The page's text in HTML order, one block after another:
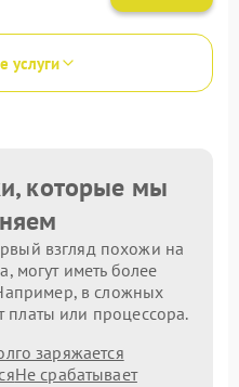
услуги
которые мы
взгляд похожи на
могут иметь более
в сложных
платы или процессора.
заряжается
Не срабатывает